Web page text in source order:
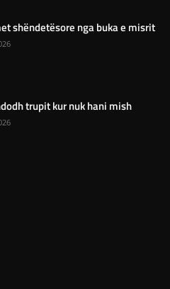
shëndetësore nga buka e misrit
trupit kur nuk hani mish